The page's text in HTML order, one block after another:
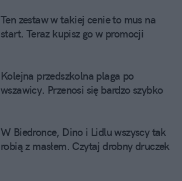
Ten zestaw w takiej cenie to mus na
start. Teraz kupisz go w promocji
Kolejna przedszkolna plaga po
wszawicy. Przenosi się bardzo szybko
W Biedronce, Dino i Lidlu wszyscy tak
robią z masłem. Czytaj drobny druczek